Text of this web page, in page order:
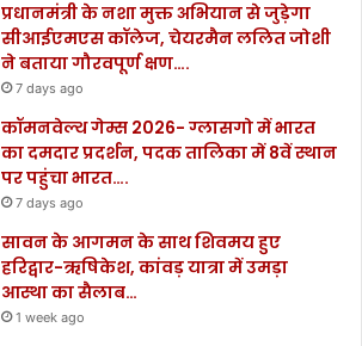
प्रधानमंत्री के नशा मुक्त अभियान से जुड़ेगा
सीआईएमएस कॉलेज, चेयरमैन ललित जोशी
ने बताया गौरवपूर्ण क्षण….
7 days ago
कॉमनवेल्थ गेम्स 2026- ग्लासगो में भारत
का दमदार प्रदर्शन, पदक तालिका में 8वें स्थान
पर पहुंचा भारत….
7 days ago
सावन के आगमन के साथ शिवमय हुए
हरिद्वार-ऋषिकेश, कांवड़ यात्रा में उमड़ा
आस्था का सैलाब…
1 week ago